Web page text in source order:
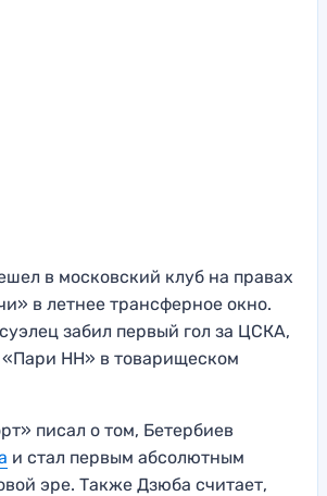
в московский клуб на правах
в летнее трансферное окно.
забил первый гол за ЦСКА,
«Пари НН» в товарищеском
писал о том, Бетербиев
и стал первым абсолютным
эре. Также Дзюба считает,